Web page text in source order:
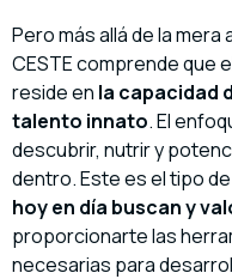
Pero más allá de la
CESTE comprende que
reside en la capacidad
talento innato. El
descubrir, nutrir y
dentro. Este es el tipo
hoy en día buscan y
proporcionarte las
necesarias para